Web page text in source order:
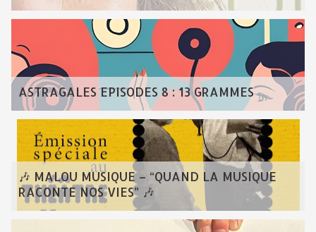
ASTRAGALES EPISODES 8 : 13 GRAMMES
🎶 MALOU MUSIQUE – “QUAND LA MUSIQUE
RACONTE NOS VIES” 🎶